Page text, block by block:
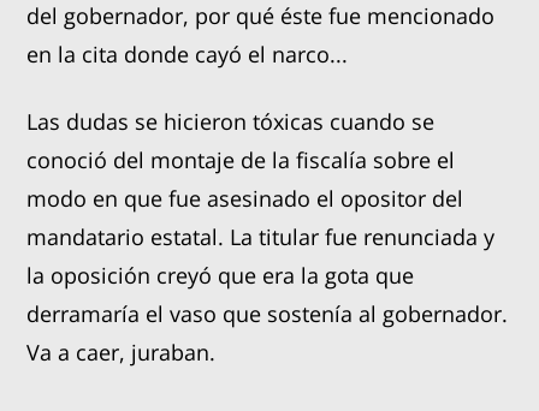
del gobernador, por qué éste fue mencionado
en la cita donde cayó el narco...
Las dudas se hicieron tóxicas cuando se
conoció del montaje de la fiscalía sobre el
modo en que fue asesinado el opositor del
mandatario estatal. La titular fue renunciada y
la oposición creyó que era la gota que
derramaría el vaso que sostenía al gobernador.
Va a caer, juraban.